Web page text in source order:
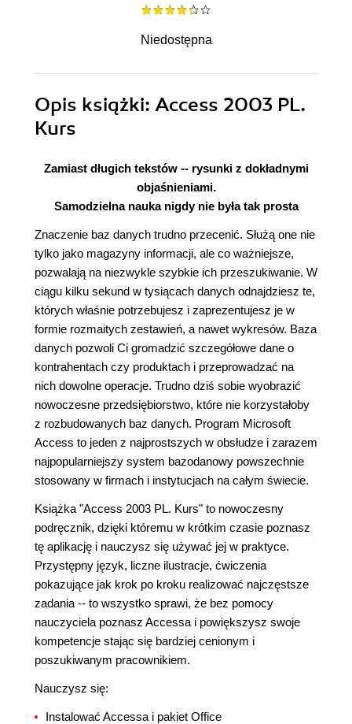
Niedostępna
Opis książki: Access 2003 PL.
Kurs
Zamiast długich tekstów -- rysunki z dokładnymi
objaśnieniami.
Samodzielna nauka nigdy nie była tak prosta
Znaczenie baz danych trudno przecenić. Służą one nie
tylko jako magazyny informacji, ale co ważniejsze,
pozwalają na niezwykle szybkie ich przeszukiwanie. W
ciągu kilku sekund w tysiącach danych odnajdziesz te,
których właśnie potrzebujesz i zaprezentujesz je w
formie rozmaitych zestawień, a nawet wykresów. Baza
danych pozwoli Ci gromadzić szczegółowe dane o
kontrahentach czy produktach i przeprowadzać na
nich dowolne operacje. Trudno dziś sobie wyobrazić
nowoczesne przedsiębiorstwo, które nie korzystałoby
z rozbudowanych baz danych. Program Microsoft
Access to jeden z najprostszych w obsłudze i zarazem
najpopularniejszy system bazodanowy powszechnie
stosowany w firmach i instytucjach na całym świecie.
Książka "Access 2003 PL. Kurs" to nowoczesny
podręcznik, dzięki któremu w krótkim czasie poznasz
tę aplikację i nauczysz się używać jej w praktyce.
Przystępny język, liczne ilustracje, ćwiczenia
pokazujące jak krok po kroku realizować najczęstsze
zadania -- to wszystko sprawi, że bez pomocy
nauczyciela poznasz Accessa i powiększysz swoje
kompetencje stając się bardziej cenionym i
poszukiwanym pracownikiem.
Nauczysz się:
Instalować Accessa i pakiet Office